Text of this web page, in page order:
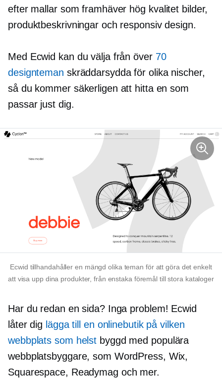
efter mallar som framhäver hög kvalitet bilder,
produktbeskrivningar och responsiv design.
Med Ecwid kan du välja från över 70
designteman skräddarsydda för olika nischer,
så du kommer säkerligen att hitta en som
passar just dig.
Ecwid tillhandahåller en mängd olika teman för att göra det enkelt
att visa upp dina produkter, från enstaka föremål till stora kataloger
Har du redan en sida? Inga problem! Ecwid
låter dig lägga till en onlinebutik på vilken
webbplats som helst byggd med populära
webbplatsbyggare, som WordPress, Wix,
Squarespace, Readymag och mer.